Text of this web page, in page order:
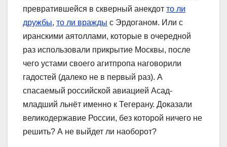
превратившейся в скверный анекдот то ли
дружбы, то ли вражды с Эрдоганом. Или с
иранскими аятоллами, которые в очередной
раз использовали прикрытие Москвы, после
чего устами своего агитпропа наговорили
гадостей (далеко не в первый раз). А
спасаемый российской авиацией Асад-
младший льнёт именно к Тегерану. Доказали
великодержавие России, без которой ничего не
решить? А не выйдет ли наоборот?